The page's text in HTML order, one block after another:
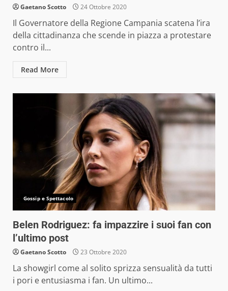
Gaetano Scotto 24 Ottobre 2020
Il Governatore della Regione Campania scatena l’ira
della cittadinanza che scende in piazza a protestare
contro il...
Read More
Gossip e Spettacolo
Belen Rodriguez: fa impazzire i suoi fan con
l’ultimo post
Gaetano Scotto 23 Ottobre 2020
La showgirl come al solito sprizza sensualità da tutti
i pori e entusiasma i fan. Un ultimo...